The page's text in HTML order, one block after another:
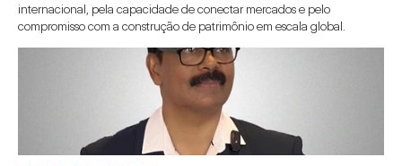
internacional, pela capacidade de conectar mercados e pelo
compromisso com a construção de patrimônio em escala global.